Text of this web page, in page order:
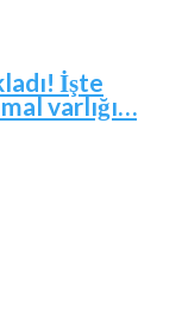
İşte
varlığı…